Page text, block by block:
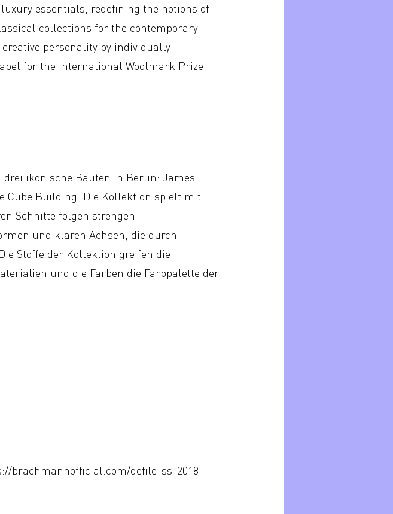
essentials, redefining the notions of
collections for the contemporary
personality by individually
for the International Woolmark Prize
ikonische Bauten in Berlin: James
Cube Building. Die Kollektion spielt mit
Schnitte folgen strengen
und klaren Achsen, die durch
Stoffe der Kollektion greifen die
und die Farben die Farbpalette der
brachmannofficial.com/defile-ss-2018-